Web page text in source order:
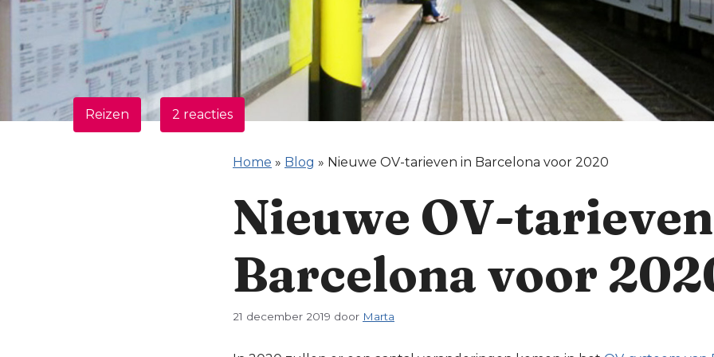
Reizen 2 reacties
Home » Blog » Nieuwe OV-tarieven in Barcelona voor 2020
Nieuwe OV-
Barcelona voor
21 december 2019 door Marta